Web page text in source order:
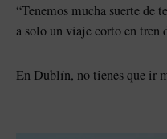
“Tenemos mucha suerte de
a solo un viaje corto en tren
En Dublín, no tienes que ir